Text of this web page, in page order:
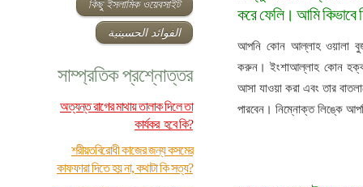
কিছু ইসলামিক ওয়েবসাইট
الفوائد الحسينية
সাম্প্রতিক প্রশ্নোত্তর
অত্যন্ত রাগের মাথায় তালাক দিলে তা
কার্যকর হবে কি?
শরীয়তবিরোধী কাজের জন্য কসমের
কাফফারা দিতে হয় না, কথাটা কি সত্য?
করে ফেলি। আমি কিভাবে
আপনি কোন আল্লাহ ওয়ালা
করুন। ইংশাআল্লাহ কোন
আসা যাওয়া করা এবং তার
পারবেন। নিম্নোক্ত লিঙ্কে